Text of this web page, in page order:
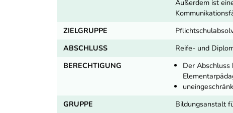
Außerdem ist
ZIELGRUPPE
ABSCHLUSS
Reife- und
BERECHTIGUNG
Der Abschluss
GRUPPE
Bildungsanstalt